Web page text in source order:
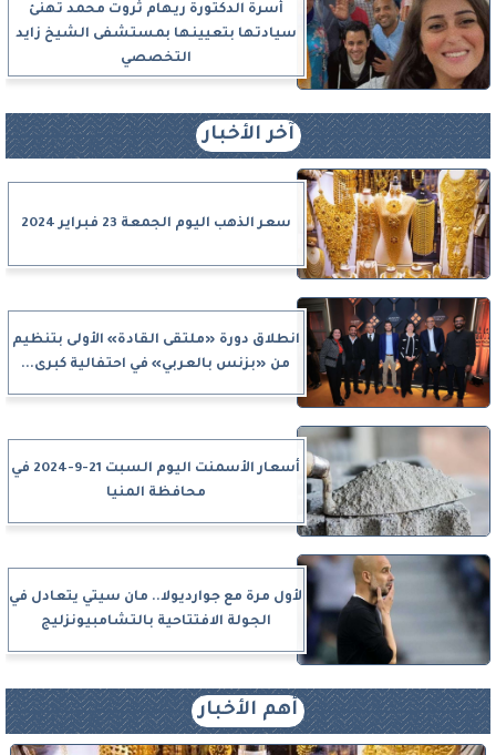
أسرة الدكتورة ريهام ثروت محمد تهنئ
سيادتها بتعيينها بمستشفى الشيخ زايد
التخصصي
آخر الأخبار
سعر الذهب اليوم الجمعة 23 فبراير 2024
انطلاق دورة «ملتقى القادة» الأولى بتنظيم
من «بزنس بالعربي» في احتفالية كبرى...
أسعار الأسمنت اليوم السبت 21-9-2024 في
محافظة المنيا
لأول مرة مع جوارديولا.. مان سيتي يتعادل في
الجولة الافتتاحية بالتشامبيونزليج
أهم الأخبار